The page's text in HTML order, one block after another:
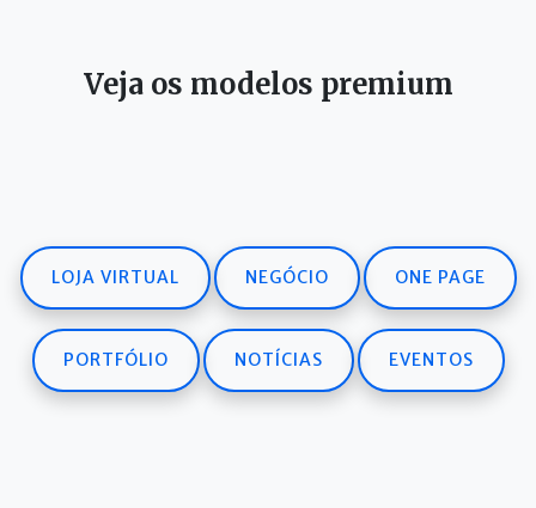
Veja os modelos premium
LOJA VIRTUAL NEGÓCIO ONE PAGE
PORTFÓLIO NOTÍCIAS EVENTOS